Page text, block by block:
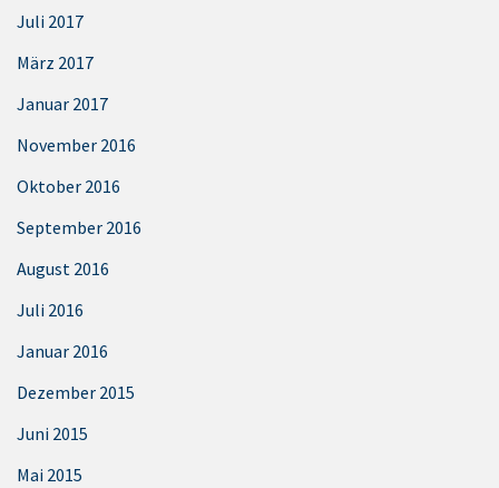
Juli 2017
März 2017
Januar 2017
November 2016
Oktober 2016
September 2016
August 2016
Juli 2016
Januar 2016
Dezember 2015
Juni 2015
Mai 2015